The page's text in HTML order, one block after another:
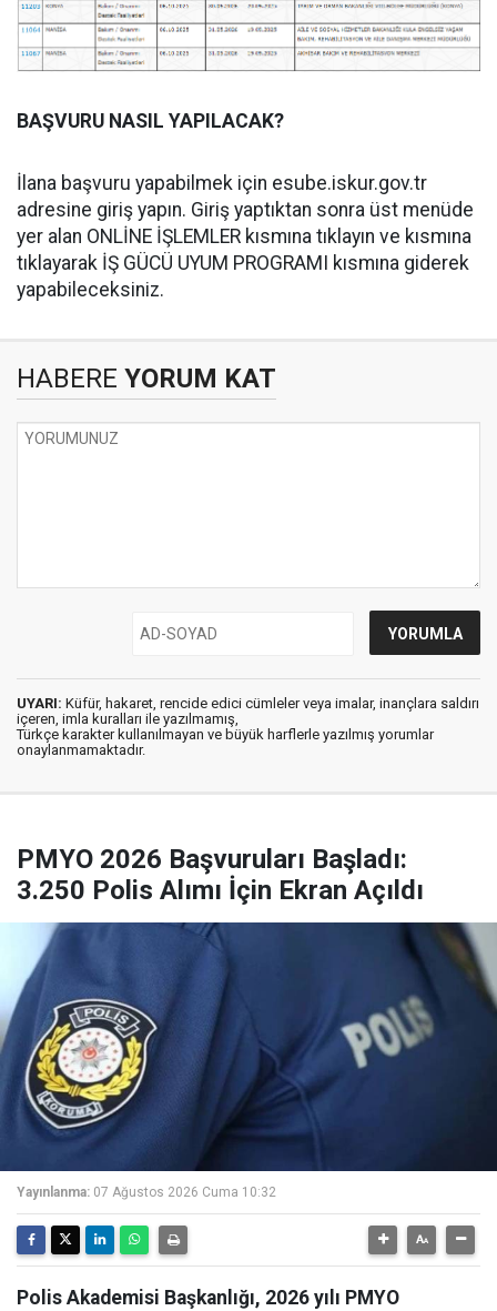
BAŞVURU NASIL YAPILACAK?
İlana başvuru yapabilmek için esube.iskur.gov.tr
adresine giriş yapın. Giriş yaptıktan sonra üst menüde
yer alan ONLİNE İŞLEMLER kısmına tıklayın ve kısmına
tıklayarak İŞ GÜCÜ UYUM PROGRAMI kısmına giderek
yapabileceksiniz.
HABERE YORUM KAT
UYARI: Küfür, hakaret, rencide edici cümleler veya imalar, inançlara saldırı
içeren, imla kuralları ile yazılmamış,
Türkçe karakter kullanılmayan ve büyük harflerle yazılmış yorumlar
onaylanmamaktadır.
PMYO 2026 Başvuruları Başladı:
3.250 Polis Alımı İçin Ekran Açıldı
Yayınlanma: 07 Ağustos 2026 Cuma 10:32
Polis Akademisi Başkanlığı, 2026 yılı PMYO